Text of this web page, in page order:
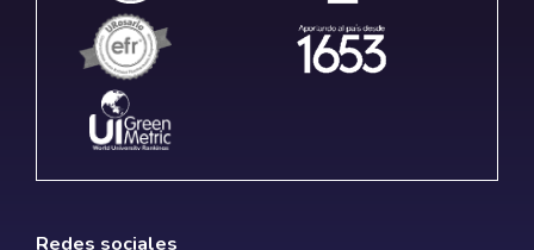
Redes sociales